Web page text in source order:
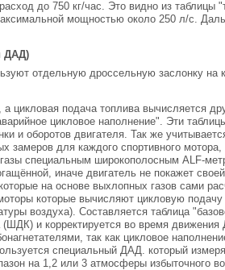
до 750 кг/час. Это видно из таблицы
мощностью около 250 л/с.
ДАД)
отдельную дроссельную заслонку
цикловая подача топлива вычисляется
цикловое наполнение". Эти
и оборотов двигателя. Так же
замеров для каждого спортивного
специальным широкополосным ALF-
иначе двигатель не покажет
на основе выхлопных газов сами
которые вычисляют цикловую
воздуха). Составляется таблица
(ШДК) и корректируется во время
так как цикловое
специальный ДАД. который
на 1,2 или 3 атмосферы избыточного